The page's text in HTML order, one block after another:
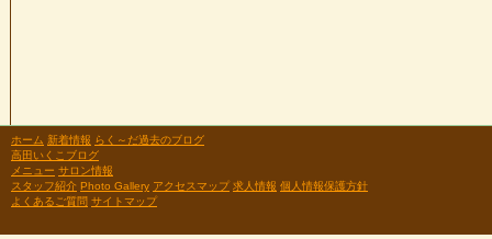
ホーム 新着情報 らく～だ過去のブログ
高田いくこブログ
メニュー サロン情報
スタッフ紹介 Photo Gallery アクセスマップ 求人情報 個人情報保護方針
よくあるご質問 サイトマップ